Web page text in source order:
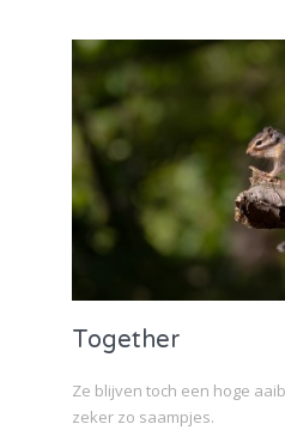
Together
Ze blijven toch een hoge
zeker zo saampjes.